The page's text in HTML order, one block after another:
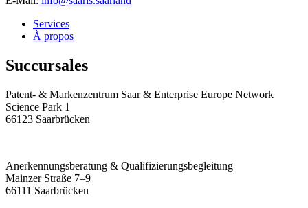
Services
À propos
Succursales
Patent- & Markenzentrum Saar & Enterprise Europe Network
Science Park 1
66123 Saarbrücken
Anerkennungsberatung & Qualifizierungsbegleitung
Mainzer Straße 7–9
66111 Saarbrücken